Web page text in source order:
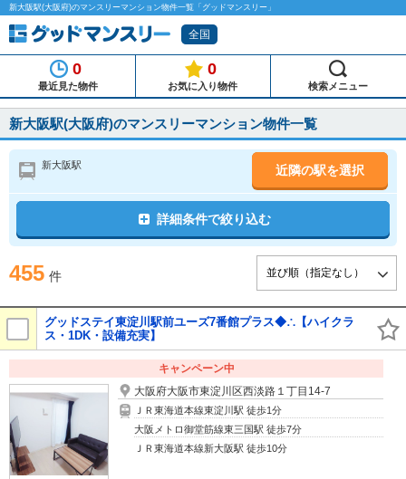
新大阪駅(大阪府)のマンスリーマンション物件一覧「グッドマンスリー」
全国
0
最近見た物件
0
お気に入り物件 検索メニュー
新大阪駅(大阪府)のマンスリーマンション物件一覧
新大阪駅 近隣の駅を選択
詳細条件で絞り込む
455 件
グッドステイ東淀川駅前ユーズ7番館プラス◆∴【ハイクラ
ス・1DK・設備充実】
キャンペーン中
大阪府大阪市東淀川区西淡路１丁目14-7
ＪＲ東海道本線東淀川駅 徒歩1分
大阪メトロ御堂筋線東三国駅 徒歩7分
ＪＲ東海道本線新大阪駅 徒歩10分